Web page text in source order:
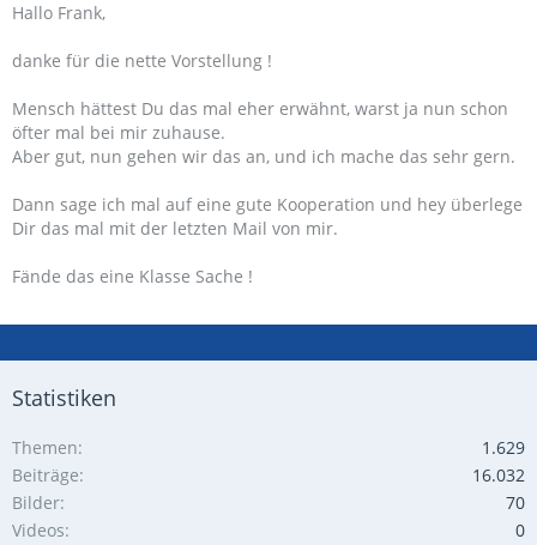
Hallo Frank,
danke für die nette Vorstellung !
Mensch hättest Du das mal eher erwähnt, warst ja nun schon
öfter mal bei mir zuhause.
Aber gut, nun gehen wir das an, und ich mache das sehr gern.
Dann sage ich mal auf eine gute Kooperation und hey überlege
Dir das mal mit der letzten Mail von mir.
Fände das eine Klasse Sache !
Statistiken
Themen
1.629
Beiträge
16.032
Bilder
70
Videos
0